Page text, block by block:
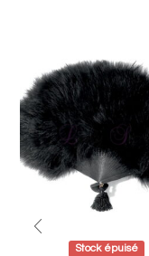
Stock épuisé